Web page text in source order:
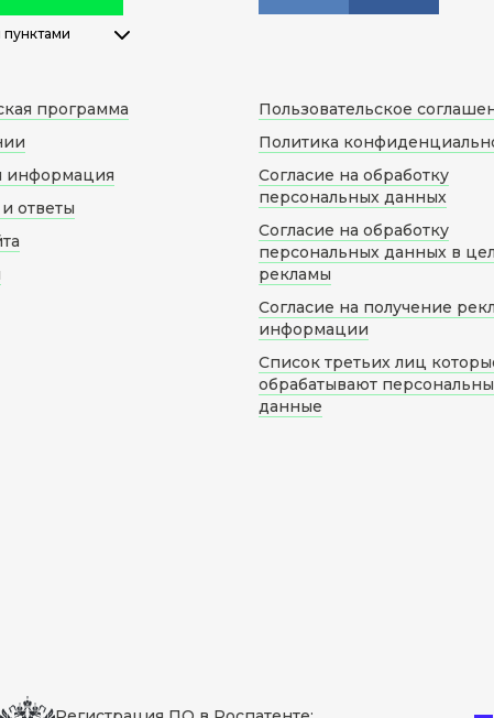
программа
информация
ответы
Пользовательское
Политика
Согласие на обработку
персональных данных
Согласие на обработку
персональных данных в
рекламы
Согласие на получение
информации
Список третьих лиц
обрабатывают
данные